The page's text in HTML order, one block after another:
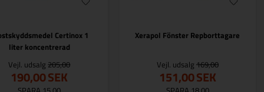
Certinox 1
liter koncentrerad
Vejl. udsalg205,00
190,00SEK
Xerapol Fönster Repborttagare
Vejl. udsalg 169,00
151,00SEK